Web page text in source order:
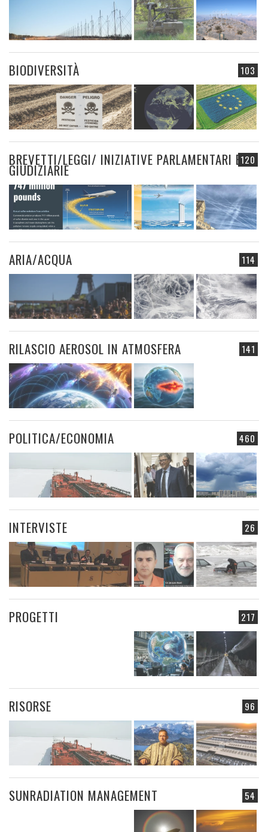
103
BIODIVERSITÀ
120
BREVETTI/LEGGI/ INIZIATIVE PARLAMENTARI E
GIUDIZIARIE
114
ARIA/ACQUA
141
RILASCIO AEROSOL IN ATMOSFERA
460
POLITICA/ECONOMIA
26
INTERVISTE
217
PROGETTI
96
RISORSE
54
SUNRADIATION MANAGEMENT